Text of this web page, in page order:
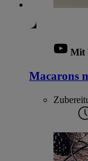
Mit
Macarons